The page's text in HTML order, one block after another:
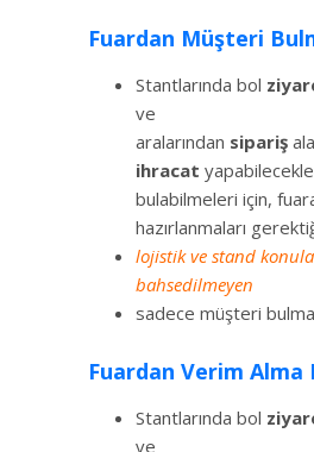
Fuardan Müşteri
Stantlarında bol
ve
aralarından sipariş
ihracat
bulabilmeleri için,
hazırlanmaları
lojistik ve stand
bahsedilmeyen
sadece müşteri
Fuardan Verim Alma
Stantlarında bol
ve